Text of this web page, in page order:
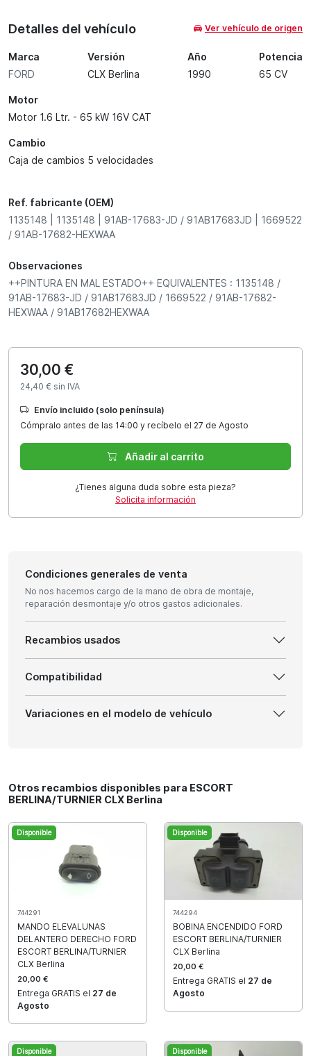
Detalles del vehículo Ver vehículo de origen
Marca
FORD
Versión
CLX Berlina
Año
1990
Potencia
65 CV
Motor
Motor 1.6 Ltr. - 65 kW 16V CAT
Cambio
Caja de cambios 5 velocidades
Ref. fabricante (OEM)
1135148 | 1135148 | 91AB-17683-JD / 91AB17683JD | 1669522
/ 91AB-17682-HEXWAA
Observaciones
++PINTURA EN MAL ESTADO++ EQUIVALENTES : 1135148 /
91AB-17683-JD / 91AB17683JD / 1669522 / 91AB-17682-
HEXWAA / 91AB17682HEXWAA
30,00 €
24,40 € sin IVA
Envío incluido (solo península)
Cómpralo antes de las 14:00 y recíbelo el 27 de Agosto
Añadir al carrito
¿Tienes alguna duda sobre esta pieza?
Solicita información
Condiciones generales de venta
No nos hacemos cargo de la mano de obra de montaje,
reparación desmontaje y/o otros gastos adicionales.
Recambios usados
Compatibilidad
Variaciones en el modelo de vehículo
Otros recambios disponibles para ESCORT
BERLINA/TURNIER CLX Berlina
Disponible
744291
MANDO ELEVALUNAS
DELANTERO DERECHO FORD
ESCORT BERLINA/TURNIER
CLX Berlina
20,00 €
Entrega GRATIS el 27 de
Agosto
Disponible
744294
BOBINA ENCENDIDO FORD
ESCORT BERLINA/TURNIER
CLX Berlina
20,00 €
Entrega GRATIS el 27 de
Agosto
Disponible Disponible